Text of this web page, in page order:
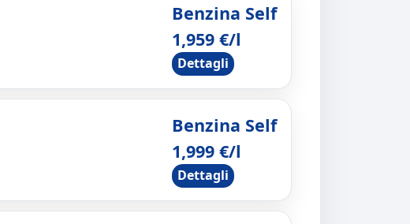
Benzina Self
1,959 €/l
Dettagli
Benzina Self
1,999 €/l
Dettagli